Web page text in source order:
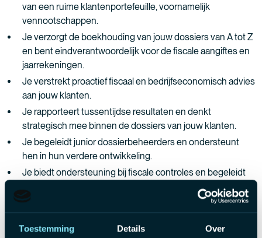
Toestemming Details Over
van een ruime klantenportefeuille, voornamelijk
vennootschappen.
Je verzorgt de boekhouding van jouw dossiers van A tot Z
en bent eindverantwoordelijk voor de fiscale aangiftes en
jaarrekeningen.
Je verstrekt proactief fiscaal en bedrijfseconomisch advies
aan jouw klanten.
Je rapporteert tussentijdse resultaten en denkt
strategisch mee binnen de dossiers van jouw klanten.
Je begeleidt junior dossierbeheerders en ondersteunt
hen in hun verdere ontwikkeling.
Je biedt ondersteuning bij fiscale controles en begeleidt
Wat verwachten wij van jou?